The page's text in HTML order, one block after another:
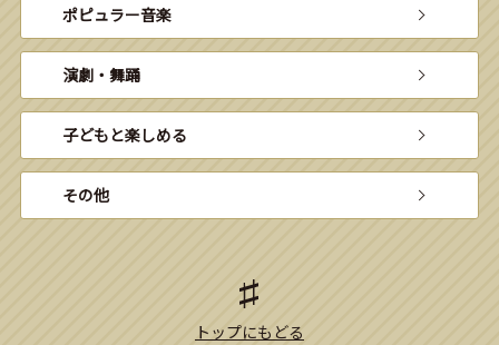
ポピュラー音楽
演劇・舞踊
子どもと楽しめる
その他
トップにもどる